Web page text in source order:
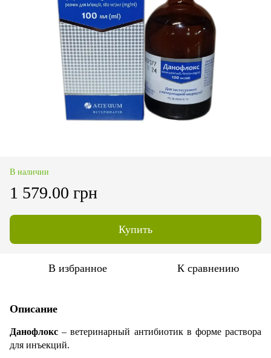
В наличии
1 579.00 грн
Купить
В избранное К сравнению
Описание
Данофлокс – ветеринарный антибиотик в форме раствора
для инъекций.